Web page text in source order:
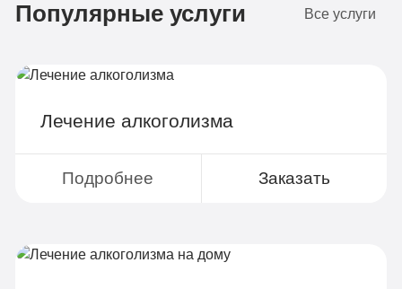
4-х местная комната
Групповая терапия
Поддержка родственников
Популярные услуги Все услуги
Лечение алкоголизма
Подробнее Заказать